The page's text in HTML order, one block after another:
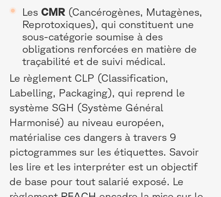
Les CMR(Cancérogènes, Mutagènes,
Reprotoxiques), qui constituent une
sous-catégorie soumise à des
obligations renforcées en matière de
traçabilité et de suivi médical.
Le règlement CLP (Classification,
Labelling, Packaging), qui reprend le
système SGH (Système Général
Harmonisé) au niveau européen,
matérialise ces dangers à travers 9
pictogrammes sur les étiquettes. Savoir
les lire et les interpréter est un objectif
de base pour tout salarié exposé. Le